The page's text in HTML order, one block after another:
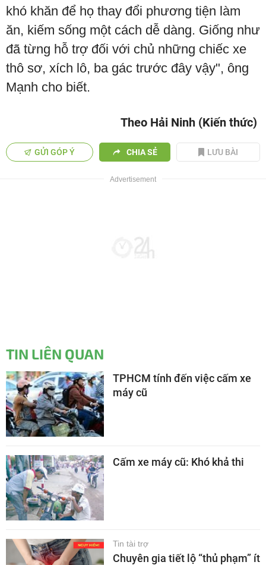
khó khăn để họ thay đổi phương tiện làm
ăn, kiếm sống một cách dễ dàng. Giống như
đã từng hỗ trợ đối với chủ những chiếc xe
thô sơ, xích lô, ba gác trước đây vậy", ông
Mạnh cho biết.
Theo Hải Ninh (Kiến thức)
GỬI GÓP Ý CHIA SẺ LƯU BÀI
TIN LIÊN QUAN
TPHCM tính đến việc cấm xe
máy cũ
Cấm xe máy cũ: Khó khả thi
Tin tài trợ
Chuyên gia tiết lộ “thủ phạm” ít